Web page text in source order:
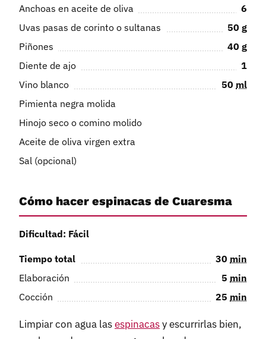
Anchoas en aceite de oliva
6
Uvas pasas de corinto o sultanas
50 g
Piñones
40 g
Diente de ajo
1
Vino blanco
50 ml
Pimienta negra molida
Hinojo seco o comino molido
Aceite de oliva virgen extra
Sal (opcional)
Cómo hacer espinacas de Cuaresma
Dificultad: Fácil
Tiempo total 30 min
Elaboración
5 min
Cocción
25 min
Limpiar con agua lasespinacasy escurrirlas bien,